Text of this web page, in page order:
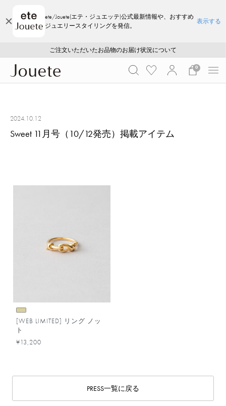
ete/Jouete(エテ・ジュエッテ)公式最新情報や、おすすめ
ジュエリースタイリングを発信。
表示する
採用のご案内
ご注文いただいたお品物のお届け状況について
夏季休業についてのご案内
WEB LIMITED ITEMS >>
採用のご案内
ご注文いただいたお品物のお届け状況について
0
2024.10.12
Sweet 11月号（10/12発売）掲載アイテム
[WEB LIMITED] リング ノッ
ト
¥13,200
PRESS一覧に戻る